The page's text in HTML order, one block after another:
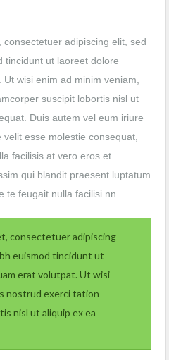
adipiscing elit, sed
tincidunt ut laoreet dolore
wisi enim ad minim veniam,
suscipit lobortis nisl ut
Duis autem vel eum iriure
esse molestie consequat,
facilisis at vero eros et
qui blandit praesent luptatum
te feugait nulla facilisi.nn
consectetuer adipiscing
euismod tincidunt ut
erat volutpat. Ut wisi
nostrud exerci tation
nisl ut aliquip ex ea